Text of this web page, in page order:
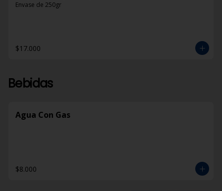
Envase de 250gr
$17.000
Bebidas
Agua Con Gas
$8.000